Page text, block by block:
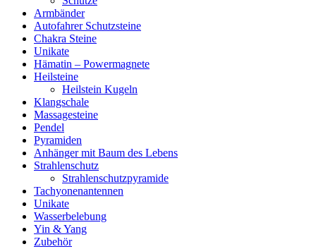
Armbänder
Autofahrer Schutzsteine
Chakra Steine
Unikate
Hämatin – Powermagnete
Heilsteine
Heilstein Kugeln
Klangschale
Massagesteine
Pendel
Pyramiden
Anhänger mit Baum des Lebens
Strahlenschutz
Strahlenschutzpyramide
Tachyonenantennen
Unikate
Wasserbelebung
Yin & Yang
Zubehör